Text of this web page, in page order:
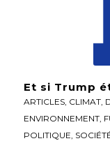
Et si Trump
ARTICLES, CLIMAT,
ENVIRONNEMENT,
POLITIQUE